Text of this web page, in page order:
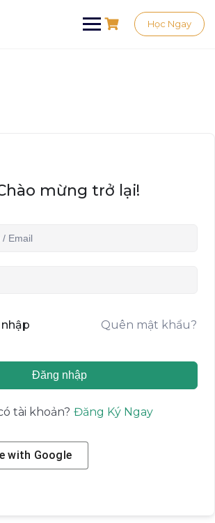
Học Ngay
mừng trở lại!
Quên mật khẩu?
Đăng nhập
tài khoản? Đăng Ký Ngay
with Google